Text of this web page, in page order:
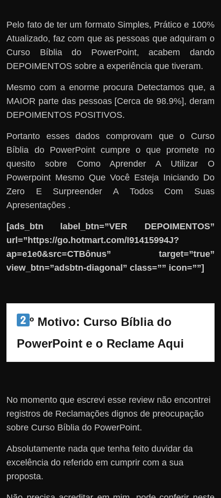
Pelo fato de ter um formato Simples, Prático e 100%
Atualizado, faz com que as pessoas que adquiram o
Curso Bíblia do PowerPoint, acabem dando
DEPOIMENTOS sobre a experiência que tiveram.
Mesmo com a enorme procura Detectamos que, a
MAIOR parte das pessoas [Cerca de 98.9%], deram
DEPOIMENTOS POSITIVOS.
Portanto esses dados comprovam que o Curso
Bíblia do PowerPoint cumpre o que promete no
quesito sobre Como Aprender A Utilizar O
Powerpoint Mesmo Que Você Esteja Iniciando Do
Zero E Surpreender A Todos Com Suas
Apresentações .
[ads_btn label_btn=”VER DEPOIMENTOS”
url=”https://go.hotmart.com/I91415994J?
ap=e1e0&src=CTBônus” target=”true”
view_btn=”adsbtn-diagonal” class=”” icon=””]
º Motivo: Curso Bíblia do
PowerPoint e o Reclame Aqui
No momento que escrevi esse review não encontrei
registros de Reclamações dignos de preocupação
sobre Curso Bíblia do PowerPoint.
Absolutamente nada que tenha feito duvidar da
excelência do referido em cumprir com a sua
proposta.